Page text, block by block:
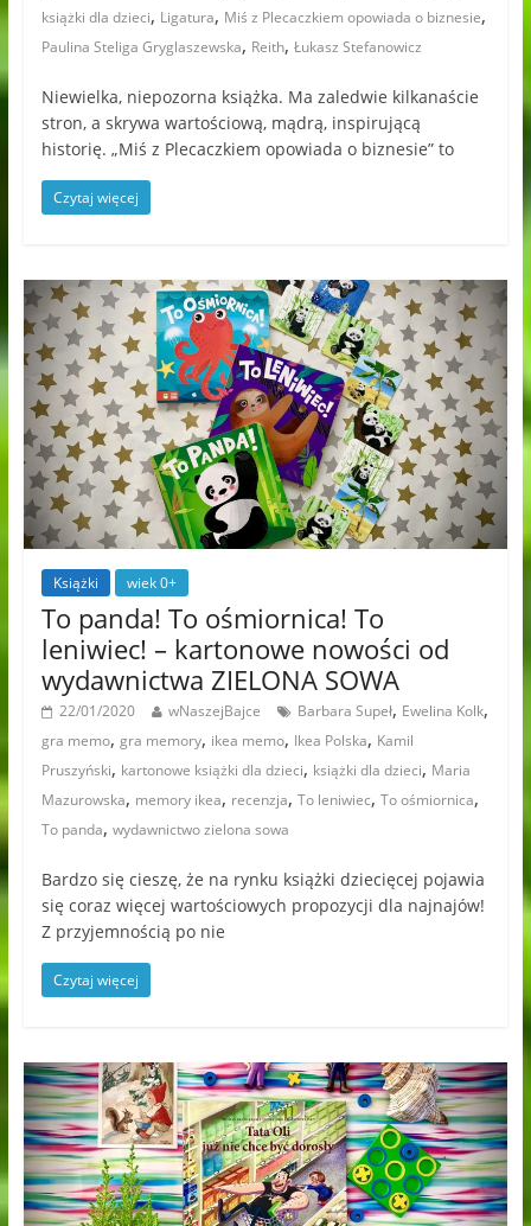
książki dla dzieci, Ligatura, Miś z Plecaczkiem opowiada o biznesie,
Paulina Steliga Gryglaszewska, Reith, Łukasz Stefanowicz
Niewielka, niepozorna książka. Ma zaledwie kilkanaście
stron, a skrywa wartościową, mądrą, inspirującą
historię. „Miś z Plecaczkiem opowiada o biznesie” to
Czytaj więcej
Książki wiek 0+
To panda! To ośmiornica! To
leniwiec! – kartonowe nowości od
wydawnictwa ZIELONA SOWA
22/01/2020 wNaszejBajce Barbara Supeł, Ewelina Kolk,
gra memo, gra memory, ikea memo, Ikea Polska, Kamil
Pruszyński, kartonowe książki dla dzieci, książki dla dzieci, Maria
Mazurowska, memory ikea, recenzja, To leniwiec, To ośmiornica,
To panda, wydawnictwo zielona sowa
Bardzo się cieszę, że na rynku książki dziecięcej pojawia
się coraz więcej wartościowych propozycji dla najnajów!
Z przyjemnością po nie
Czytaj więcej